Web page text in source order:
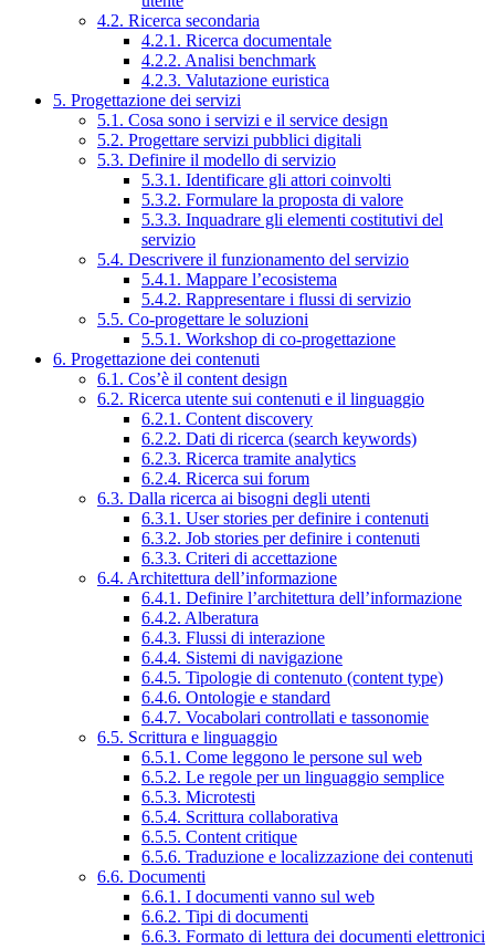
4.2. Ricerca secondaria
4.2.1. Ricerca documentale
4.2.2. Analisi benchmark
4.2.3. Valutazione euristica
5. Progettazione dei servizi
5.1. Cosa sono i servizi e il service design
5.2. Progettare servizi pubblici digitali
5.3. Definire il modello di servizio
5.3.1. Identificare gli attori coinvolti
5.3.2. Formulare la proposta di valore
5.3.3. Inquadrare gli elementi costitutivi del
servizio
5.4. Descrivere il funzionamento del servizio
5.4.1. Mappare l’ecosistema
5.4.2. Rappresentare i flussi di servizio
5.5. Co-progettare le soluzioni
5.5.1. Workshop di co-progettazione
6. Progettazione dei contenuti
6.1. Cos’è il content design
6.2. Ricerca utente sui contenuti e il linguaggio
6.2.1. Content discovery
6.2.2. Dati di ricerca (search keywords)
6.2.3. Ricerca tramite analytics
6.2.4. Ricerca sui forum
6.3. Dalla ricerca ai bisogni degli utenti
6.3.1. User stories per definire i contenuti
6.3.2. Job stories per definire i contenuti
6.3.3. Criteri di accettazione
6.4. Architettura dell’informazione
6.4.1. Definire l’architettura dell’informazione
6.4.2. Alberatura
6.4.3. Flussi di interazione
6.4.4. Sistemi di navigazione
6.4.5. Tipologie di contenuto (content type)
6.4.6. Ontologie e standard
6.4.7. Vocabolari controllati e tassonomie
6.5. Scrittura e linguaggio
6.5.1. Come leggono le persone sul web
6.5.2. Le regole per un linguaggio semplice
6.5.3. Microtesti
6.5.4. Scrittura collaborativa
6.5.5. Content critique
6.5.6. Traduzione e localizzazione dei contenuti
6.6. Documenti
6.6.1. I documenti vanno sul web
6.6.2. Tipi di documenti
6.6.3. Formato di lettura dei documenti elettronici